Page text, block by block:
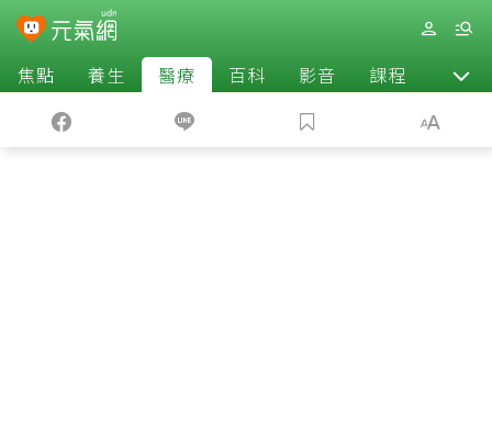
焦點 養生 醫療 百科 影音 課程 退休